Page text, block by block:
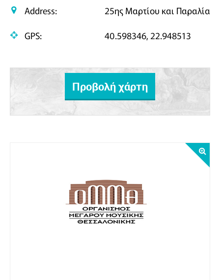
Address:
25ης Μαρτίου και Παραλία
GPS:
40.598346, 22.948513
Προβολή χάρτη